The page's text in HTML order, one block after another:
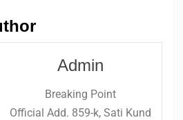
Admin
Breaking Point
Official Add. 859-k, Sati Kund